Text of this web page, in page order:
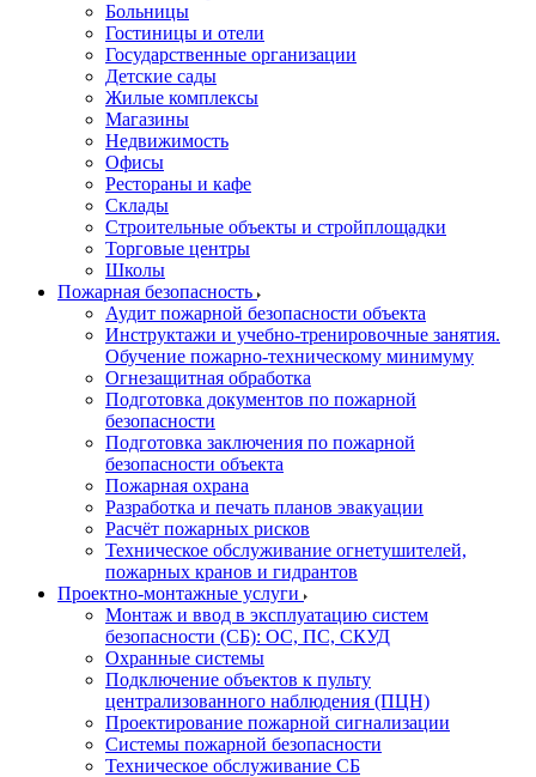
Больницы
Гостиницы и отели
Государственные организации
Детские сады
Жилые комплексы
Магазины
Недвижимость
Офисы
Рестораны и кафе
Склады
Строительные объекты и стройплощадки
Торговые центры
Школы
Пожарная безопасность
Аудит пожарной безопасности объекта
Инструктажи и учебно-тренировочные занятия.
Обучение пожарно-техническому минимуму
Огнезащитная обработка
Подготовка документов по пожарной
безопасности
Подготовка заключения по пожарной
безопасности объекта
Пожарная охрана
Разработка и печать планов эвакуации
Расчёт пожарных рисков
Техническое обслуживание огнетушителей,
пожарных кранов и гидрантов
Проектно-монтажные услуги
Монтаж и ввод в эксплуатацию систем
безопасности (СБ): ОС, ПС, СКУД
Охранные системы
Подключение объектов к пульту
централизованного наблюдения (ПЦН)
Проектирование пожарной сигнализации
Системы пожарной безопасности
Техническое обслуживание СБ